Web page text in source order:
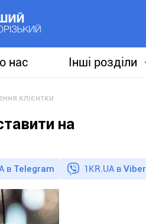
нас Інші розділи
клієнтки
на
в Telegram 1KR.UA в Viber